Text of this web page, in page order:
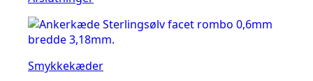
Smykkekæder